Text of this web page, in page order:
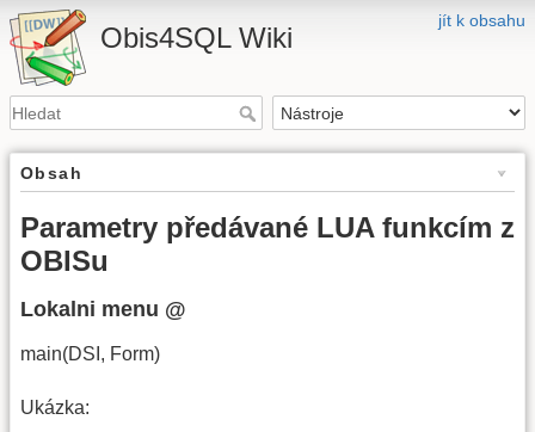
jít k obsahu
Obis4SQL Wiki
Obsah
Parametry předávané LUA funkcím z
OBISu
Lokalni menu @
main(DSI, Form)
Ukázka: